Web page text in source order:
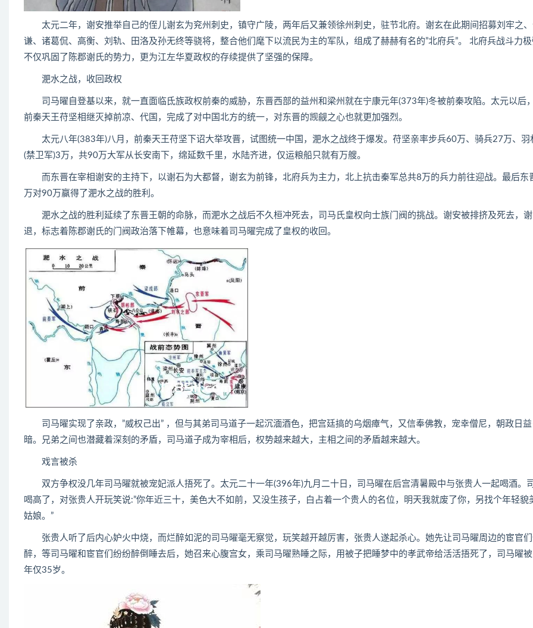
太元二年，谢安推举自己的侄儿谢玄为兖州刺史，镇守广陵，两年后又兼领徐州刺史，驻节北府。谢玄在此期间招募刘牢之
谦、诸葛侃、高衡、刘轨、田洛及孙无终等骁将，整合他们麾下以流民为主的军队，组成了赫赫有名的”北府兵”。 北府兵战斗力
不仅巩固了陈郡谢氏的势力，更为江左华夏政权的存续提供了坚强的保障。
淝水之战，收回政权
司马曜自登基以来，就一直面临氐族政权前秦的威胁，东晋西部的益州和梁州就在宁康元年(373年)冬被前秦攻陷。太元以后
前秦天王苻坚相继灭掉前凉、代国，完成了对中国北方的统一，对东晋的觊觎之心也就更加强烈。
太元八年(383年)八月，前秦天王苻坚下诏大举攻晋，试图统一中国，淝水之战终于爆发。苻坚亲率步兵60万、骑兵27万、羽
(禁卫军)3万，共90万大军从长安南下，绵延数千里，水陆齐进，仅运粮船只就有万艘。
而东晋在宰相谢安的主持下，以谢石为大都督，谢玄为前锋，北府兵为主力，北上抗击秦军总共8万的兵力前往迎战。最后东
万对90万赢得了淝水之战的胜利。
淝水之战的胜利延续了东晋王朝的命脉，而淝水之战后不久桓冲死去，司马氏皇权向士族门阀的挑战。谢安被排挤及死去，
退，标志着陈郡谢氏的门阀政治落下帷幕，也意味着司马曜完成了皇权的收回。
司马曜实现了亲政，”威权己出” ，但与其弟司马道子一起沉湎酒色，把宫廷搞的乌烟瘴气，又信奉佛教，宠幸僧尼，朝政日
暗。兄弟之间也潜藏着深刻的矛盾，司马道子成为宰相后，权势越来越大，主相之间的矛盾越来越大。
戏言被杀
双方争权没几年司马曜就被宠妃派人捂死了。太元二十一年(396年)九月二十日，司马曜在后宫清暑殿中与张贵人一起喝酒。
喝高了，对张贵人开玩笑说:”你年近三十，美色大不如前，又没生孩子，白占着一个贵人的名位，明天我就废了你，另找个年轻貌
姑娘。”
张贵人听了后内心妒火中烧，而烂醉如泥的司马曜毫无察觉，玩笑越开越厉害，张贵人遂起杀心。她先让司马曜周边的宦官
醉，等司马曜和宦官们纷纷醉倒睡去后，她召来心腹宫女，乘司马曜熟睡之际，用被子把睡梦中的孝武帝给活活捂死了，司马曜
年仅35岁。